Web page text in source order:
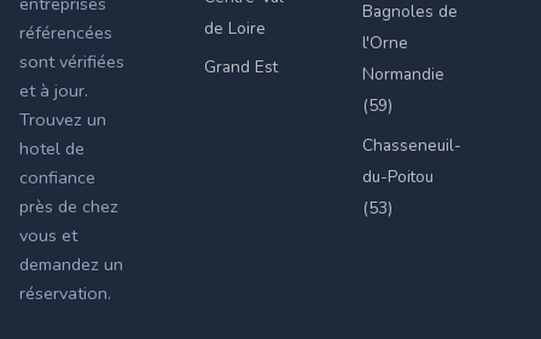
référencées
sont vérifiées
et à jour.
Trouvez un
hotel de
confiance
près de chez
vous et
demandez un
réservation.
de Loire
Grand Est
Bagnoles de
l'Orne
Normandie
(59)
Chasseneuil-
du-Poitou
(53)